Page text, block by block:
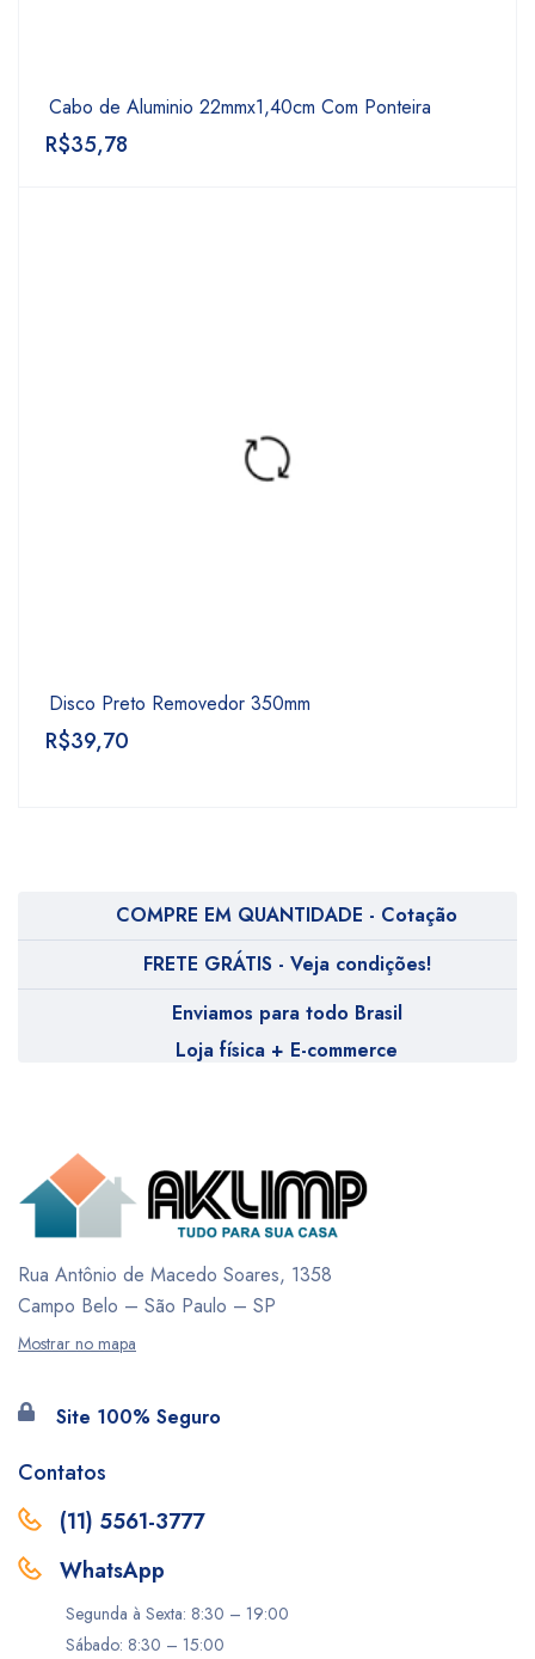
Cabo de Aluminio 22mmx1,40cm Com Ponteira
R$35,78
Disco Preto Removedor 350mm
R$39,70
COMPRE EM QUANTIDADE - Cotação
FRETE GRÁTIS - Veja condições!
Enviamos para todo Brasil
Loja física + E-commerce
Rua Antônio de Macedo Soares, 1358
Campo Belo – São Paulo – SP
Mostrar no mapa
Site 100% Seguro
Contatos
(11) 5561-3777
WhatsApp
Segunda à Sexta: 8:30 – 19:00
Sábado: 8:30 – 15:00